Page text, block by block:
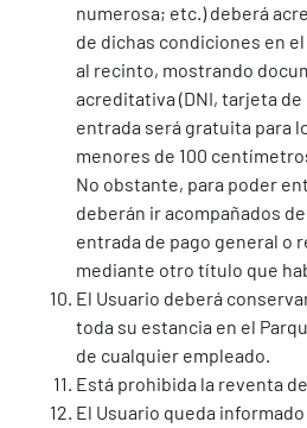
numerosa; etc.) deberá
de dichas condiciones en
al recinto, mostrando
acreditativa (DNI, tarjeta
entrada será gratuita para
menores de 100
No obstante, para poder
deberán ir acompañados
entrada de pago general o
mediante otro título que
El Usuario deberá
toda su estancia en el
de cualquier empleado.
Está prohibida la reventa
El Usuario queda